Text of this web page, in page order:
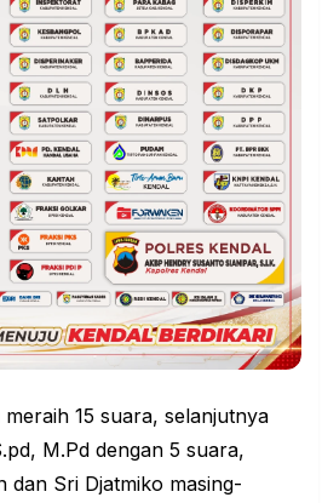
15 suara, selanjutnya
M.Pd dengan 5 suara,
dan Sri Djatmiko masing-